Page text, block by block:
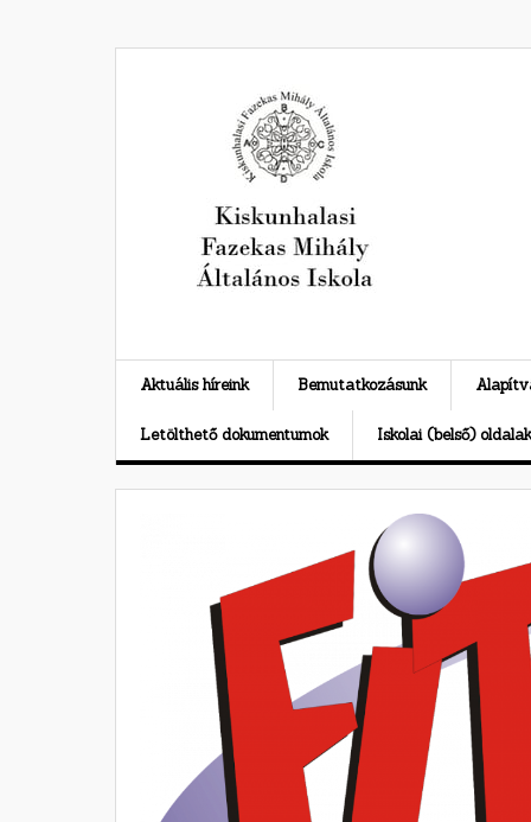
Aktuális híreink Bemutatkozásunk
Letölthető dokumentumok Iskolai (belső) oldalak